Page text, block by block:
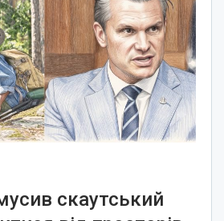
скаутський